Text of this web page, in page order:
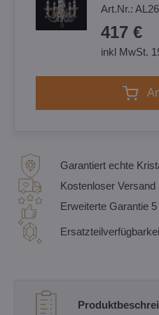
Art.Nr.:
417 €
inkl MwSt.
Garantiert echte
Kostenloser Versand
Erweiterte Garantie